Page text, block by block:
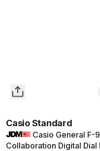
Casio Standard
Casio General F-
Collaboration Digital Dial